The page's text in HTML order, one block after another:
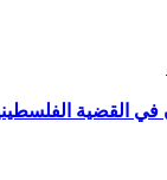
في القضية